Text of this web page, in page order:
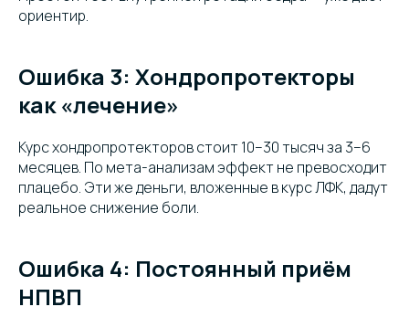
ориентир.
Ошибка 3: Хондропротекторы
как «лечение»
Курс хондропротекторов стоит 10–30 тысяч за 3–6
месяцев. По мета-анализам эффект не превосходит
плацебо. Эти же деньги, вложенные в курс ЛФК, дадут
реальное снижение боли.
Ошибка 4: Постоянный приём
НПВП